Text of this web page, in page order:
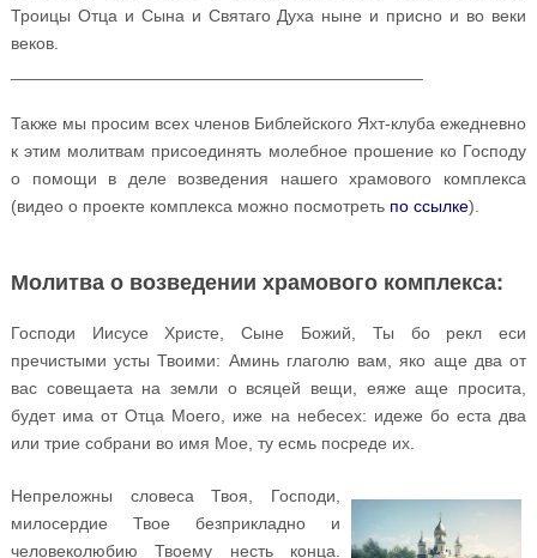
Троицы Отца и Сына и Святаго Духа ныне и присно и во веки
веков.
Также мы просим всех членов Библейского Яхт-клуба ежедневно
к этим молитвам присоединять молебное прошение ко Господу
о помощи в деле возведения нашего храмового комплекса
(видео о проекте комплекса можно посмотреть по ссылке).
Молитва о возведении храмового комплекса:
Господи Иисусе Христе, Сыне Божий, Ты бо рекл еси
пречистыми усты Твоими: Аминь глаголю вам, яко аще два от
вас совещаета на земли о всяцей вещи, еяже аще просита,
будет има от Отца Моего, иже на небесех: идеже бо еста два
или трие собрани во имя Мое, ту есмь посреде их.
Непреложны словеса Твоя, Господи,
милосердие Твое безприкладно и
человеколюбию Твоему несть конца.